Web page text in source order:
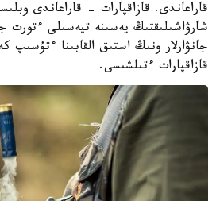
قاراعاندى. قازاقپارات - قاراعاندى
شارۋاشىلىقتىڭ يەسىنە تيەسىلى ءتورت
جانۋارلار ونىڭ استىق القابىنا ءتۇسىپ
قازاقپارات ءتىلشىسى.